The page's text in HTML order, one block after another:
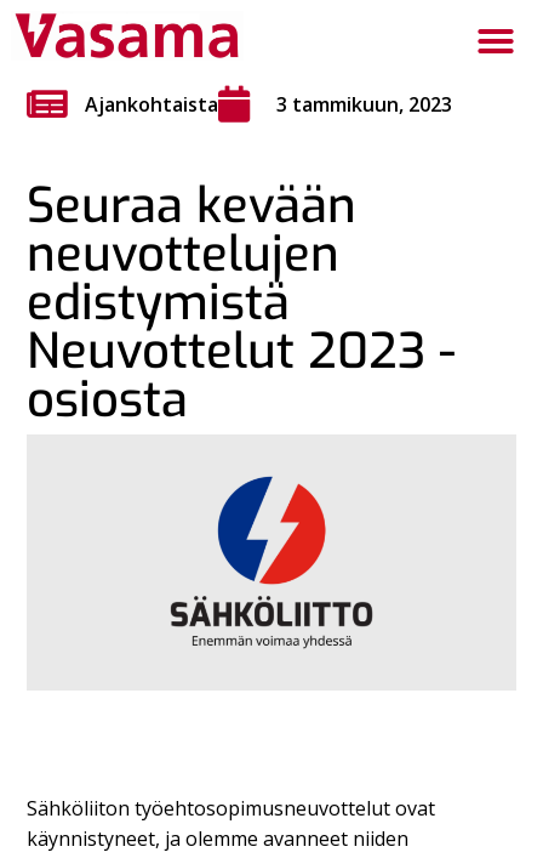
Ajankohtaista 3 tammikuun, 2023
Seuraa kevään
neuvottelujen
edistymistä
Neuvottelut 2023 -
osiosta
Sähköliiton työehtosopimusneuvottelut ovat
käynnistyneet, ja olemme avanneet niiden